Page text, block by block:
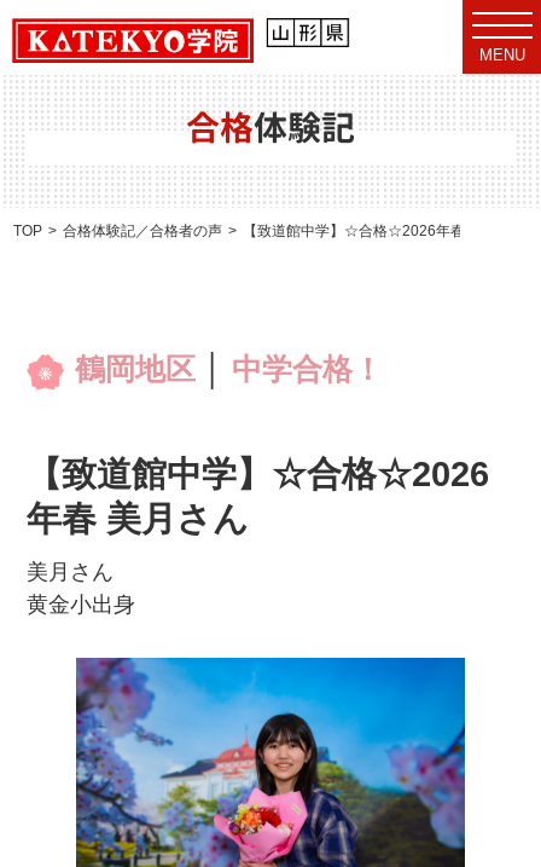
t
o
g
g
l
e
n
v
i
g
MENU
合格体験記
TOP 合格体験記／合格者の声 【致道館中学】☆合格☆2026年春 美月さん
鶴岡地区 中学合格！
【致道館中学】☆合格☆2026
年春 美月さん
美月さん
黄金小出身